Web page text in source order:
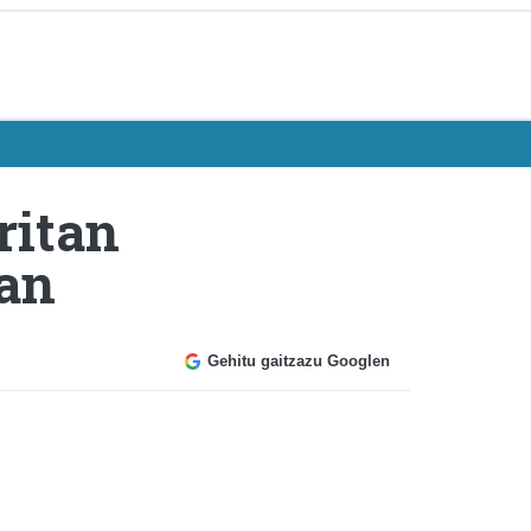
Gehitu gaitzazu Googlen